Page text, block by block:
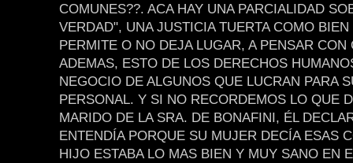
COMUNES??. ACA HAY UNA PARCIALIDAD
VERDAD", UNA JUSTICIA TUERTA COMO
PERMITE O NO DEJA LUGAR, A PENSAR CON
ADEMAS, ESTO DE LOS DERECHOS
NEGOCIO DE ALGUNOS QUE LUCRAN PARA
PERSONAL. Y SI NO RECORDEMOS LO QUE
MARIDO DE LA SRA. DE BONAFINI, ÉL
ENTENDÍA PORQUE SU MUJER DECÍA ESAS
HIJO ESTABA LO MAS BIEN Y MUY SANO EN